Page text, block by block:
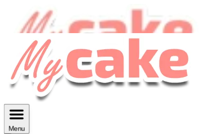
MyCake Academy c'est :
des fiches imprimables ...
Menu